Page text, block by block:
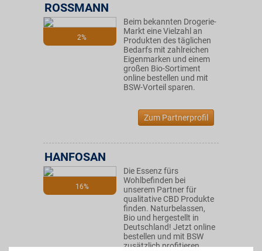
2%
ROSSMANN
Beim bekannten Drogerie-
Markt eine Vielzahl an
Produkten des täglichen
Bedarfs mit zahlreichen
Eigenmarken und einem
großen Bio-Sortiment
online bestellen und mit
BSW-Vorteil sparen.
Zum Partnerprofil
16%
HANFOSAN
Die Essenz fürs
Wohlbefinden bei
unserem Partner für
qualitative CBD Produkte
finden. Naturbelassen,
Bio und hergestellt in
Deutschland! Jetzt online
bestellen und mit BSW
zusätzlich profitieren.